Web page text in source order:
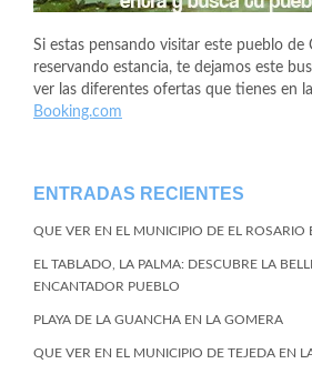
Si estas pensando visitar este pueblo de
reservando estancia, te dejamos este
ver las diferentes ofertas que tienes en
Booking.com
ENTRADAS RECIENTES
QUE VER EN EL MUNICIPIO DE EL ROSARIO
EL TABLADO, LA PALMA: DESCUBRE LA
ENCANTADOR PUEBLO
PLAYA DE LA GUANCHA EN LA GOMERA
QUE VER EN EL MUNICIPIO DE TEJEDA EN